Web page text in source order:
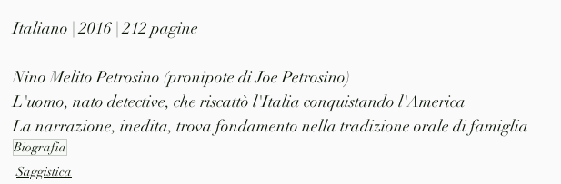
Italiano | 2016 | 212 pagine
Nino Melito Petrosino (pronipote di Joe Petrosino)
L'uomo, nato detective, che riscattò l'Italia conquistando l'America
La narrazione, inedita, trova fondamento nella tradizione orale di famiglia
Biografia
Saggistica